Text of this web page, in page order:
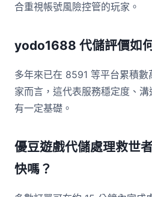
合重視帳號風險控管的玩家。
yodo1688 代儲評價如
多年來已在 8591 等平台累積
家而言，這代表服務穩定度、
有一定基礎。
優豆遊戲代儲處理救世
快嗎？